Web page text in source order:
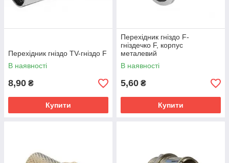
Перехідник гніздо TV-гніздо F
В наявності
8,90 ₴
Купити
Перехідник гніздо F-
гніздечко F, корпус
металевий
В наявності
5,60 ₴
Купити